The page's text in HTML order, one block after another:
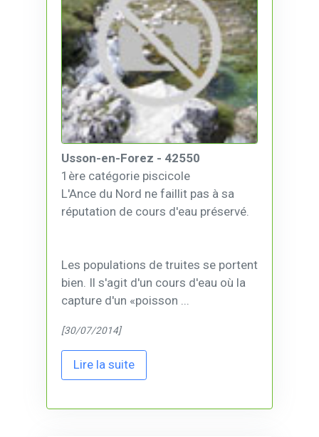
Usson-en-Forez - 42550
1ère catégorie piscicole
L'Ance du Nord ne faillit pas à sa
réputation de cours d'eau préservé.
Les populations de truites se portent
bien. Il s'agit d'un cours d'eau où la
capture d'un «poisson ...
[30/07/2014]
Lire la suite